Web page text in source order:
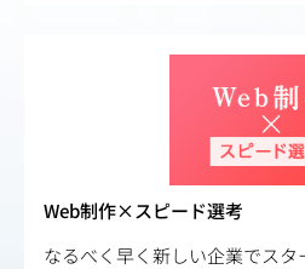
Web制作×スピード選考
なるべく早く新しい企業でスタ